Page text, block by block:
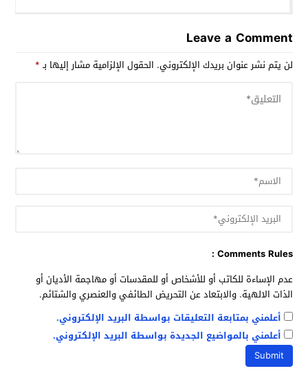
Leave a Comment
لن يتم نشر عنوان بريدك الإلكتروني. الحقول الإلزامية مشار إليها بـ*
Comments Rules :
عدم الإساءة للكاتب أو للأشخاص أو للمقدسات أو مهاجمة الأديان أو
الذات الالهية. والابتعاد عن التحريض الطائفي والعنصري والشتائم.
أعلمني بمتابعة التعليقات بواسطة البريد الإلكتروني.
أعلمني بالمواضيع الجديدة بواسطة البريد الإلكتروني.